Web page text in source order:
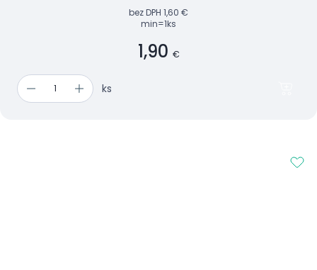
bez DPH 1,60 €
min=1ks
1,90 €
ks